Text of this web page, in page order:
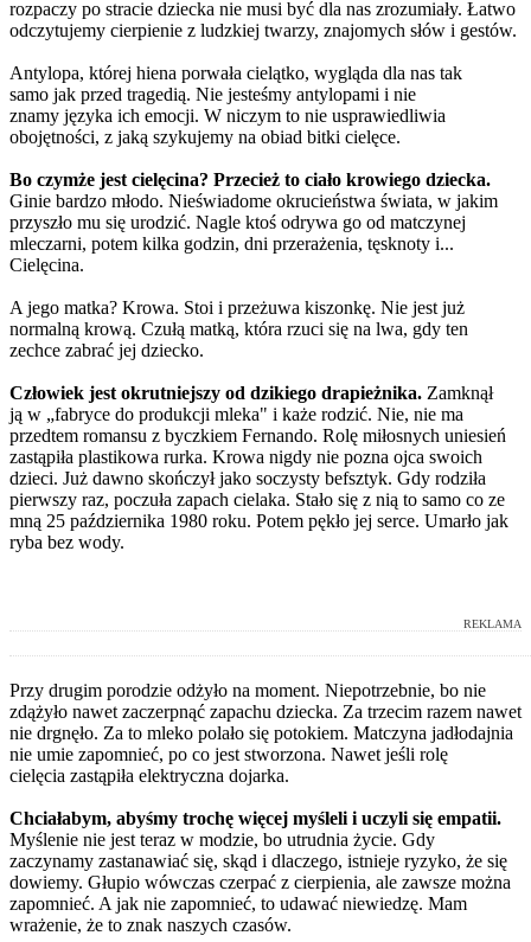
rozpaczy po stracie dziecka nie musi być dla nas zrozumiały. Łatwo
odczytujemy cierpienie z ludzkiej twarzy, znajomych słów i gestów.
Antylopa, której hiena porwała cielątko, wygląda dla nas tak
samo jak przed tragedią. Nie jesteśmy antylopami i nie
znamy języka ich emocji. W niczym to nie usprawiedliwia
obojętności, z jaką szykujemy na obiad bitki cielęce.
Bo czymże jest cielęcina? Przecież to ciało krowiego dziecka.
Ginie bardzo młodo. Nieświadome okrucieństwa świata, w jakim
przyszło mu się urodzić. Nagle ktoś odrywa go od matczynej
mleczarni, potem kilka godzin, dni przerażenia, tęsknoty i...
Cielęcina.
A jego matka? Krowa. Stoi i przeżuwa kiszonkę. Nie jest już
normalną krową. Czułą matką, która rzuci się na lwa, gdy ten
zechce zabrać jej dziecko.
Człowiek jest okrutniejszy od dzikiego drapieżnika. Zamknął
ją w „fabryce do produkcji mleka" i każe rodzić. Nie, nie ma
przedtem romansu z byczkiem Fernando. Rolę miłosnych uniesień
zastąpiła plastikowa rurka. Krowa nigdy nie pozna ojca swoich
dzieci. Już dawno skończył jako soczysty befsztyk. Gdy rodziła
pierwszy raz, poczuła zapach cielaka. Stało się z nią to samo co ze
mną 25 października 1980 roku. Potem pękło jej serce. Umarło jak
ryba bez wody.
REKLAMA
Przy drugim porodzie odżyło na moment. Niepotrzebnie, bo nie
zdążyło nawet zaczerpnąć zapachu dziecka. Za trzecim razem nawet
nie drgnęło. Za to mleko polało się potokiem. Matczyna jadłodajnia
nie umie zapomnieć, po co jest stworzona. Nawet jeśli rolę
cielęcia zastąpiła elektryczna dojarka.
Chciałabym, abyśmy trochę więcej myśleli i uczyli się empatii.
Myślenie nie jest teraz w modzie, bo utrudnia życie. Gdy
zaczynamy zastanawiać się, skąd i dlaczego, istnieje ryzyko, że się
dowiemy. Głupio wówczas czerpać z cierpienia, ale zawsze można
zapomnieć. A jak nie zapomnieć, to udawać niewiedzę. Mam
wrażenie, że to znak naszych czasów.